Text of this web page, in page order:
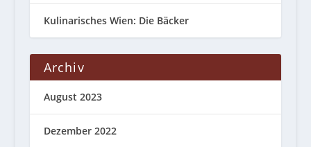
Kulinarisches Wien: Die Bäcker
Archiv
August 2023
Dezember 2022